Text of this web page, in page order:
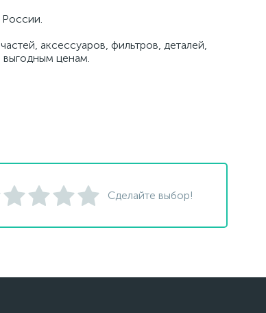
аксессуаров, фильтров, деталей,
выгодным ценам.
Сделайте выбор!